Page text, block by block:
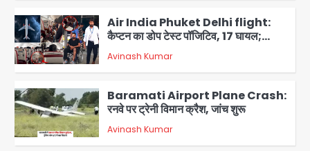
4
Air India Phuket Delhi flight:
कैप्टन का डोप टेस्ट पॉजिटिव, 17 घायल;
DGCA जांच जारी
Avinash Kumar
5
Baramati Airport Plane Crash:
रनवे पर ट्रेनी विमान क्रैश, जांच शुरू
Avinash Kumar